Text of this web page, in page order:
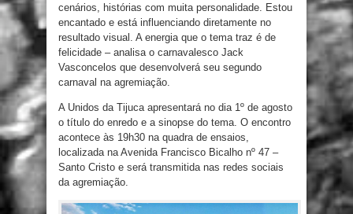
cenários, histórias com muita personalidade. Estou
encantado e está influenciando diretamente no
resultado visual. A energia que o tema traz é de
felicidade – analisa o carnavalesco Jack
Vasconcelos que desenvolverá seu segundo
carnaval na agremiação.
A Unidos da Tijuca apresentará no dia 1º de agosto
o título do enredo e a sinopse do tema. O encontro
acontece às 19h30 na quadra de ensaios,
localizada na Avenida Francisco Bicalho nº 47 –
Santo Cristo e será transmitida nas redes sociais
da agremiação.